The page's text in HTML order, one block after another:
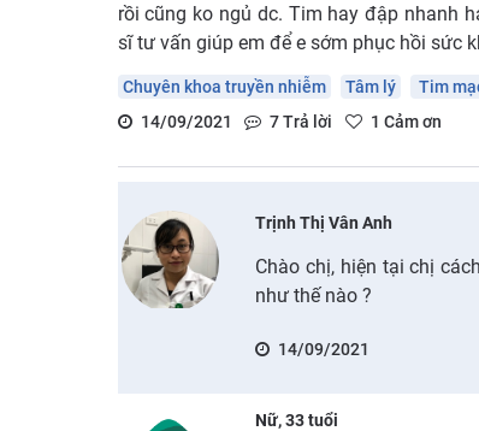
rồi cũng ko ngủ dc. Tim hay đập nhanh
sĩ tư vấn giúp em để e sớm phục hồi sức
Chuyên khoa truyền nhiễm Tâm lý
Tim
14/09/2021
7Trả lời 1 Cảm ơn
Trịnh Thị Vân Anh
Chào chị, hiện tại chị
như thế nào ?
14/09/2021
Nữ, 33 tuổi